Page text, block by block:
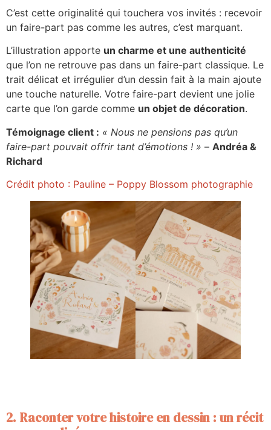
C’est cette originalité qui touchera vos invités : recevoir
un faire-part pas comme les autres, c’est marquant.
L’illustration apporte un charme et une authenticité
que l’on ne retrouve pas dans un faire-part classique. Le
trait délicat et irrégulier d’un dessin fait à la main ajoute
une touche naturelle. Votre faire-part devient une jolie
carte que l’on garde comme un objet de décoration.
Témoignage client : « Nous ne pensions pas qu’un
faire-part pouvait offrir tant d’émotions ! » – Andréa &
Richard
Crédit photo : Pauline – Poppy Blossom photographie
2. Raconter votre histoire en dessin : un récit